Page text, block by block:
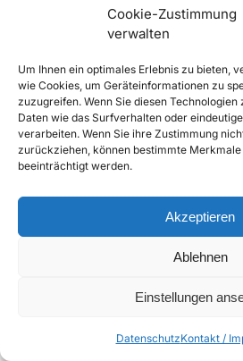
Cookie-Zustimmung
verwalten
Um Ihnen ein optimales Erlebnis zu bieten,
wie Cookies, um Geräteinformationen zu
zuzugreifen. Wenn Sie diesen
Daten wie das Surfverhalten oder
verarbeiten. Wenn Sie ihre Zustimmung
zurückziehen, können bestimmte
beeinträchtigt werden.
Akzeptieren
Ablehnen
Einstellungen
DatenschutzKontakt /
356 Dichtsatz Hinterachse
€10,90 inkl. Mwst
Enthält 20% Mwst
zzgl.Versand
Lieferzeit: Sofort lieferbar